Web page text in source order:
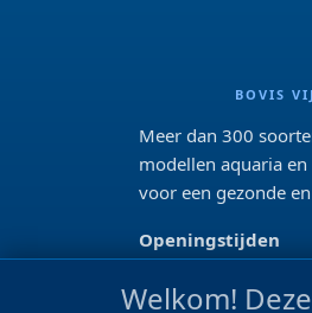
BOVIS
Meer dan 300
modellen aquaria
voor een gezonde
Openingstijden
Za: 09:00 - 17:00
Welkom!